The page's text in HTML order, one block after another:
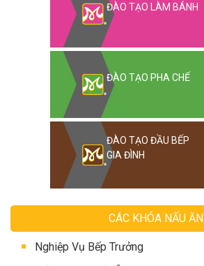
ĐÀO TẠO LÀM BÁNH
ĐÀO TẠO PHA CHẾ
ĐÀO TẠO ĐẦU BẾP
GIA ĐÌNH
CÁC KHÓA NẤU ĂN
Nghiệp Vụ Bếp Trưởng